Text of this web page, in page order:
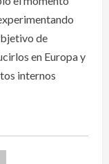
de
en Europa y
internos